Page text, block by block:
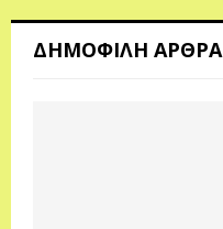
ΔΗΜΟΦΙΛΗ ΑΡΘΡΑ